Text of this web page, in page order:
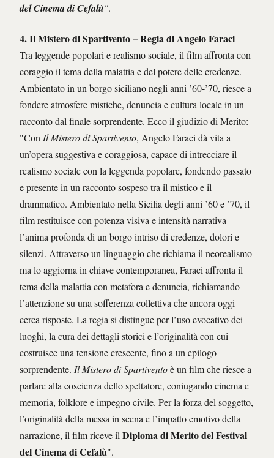
del Cinema di Cefalù".
4.Il Mistero di Spartivento– Regia di Angelo Faraci
Tra leggende popolari e realismo sociale, il film affronta con
coraggio il tema della malattia e del potere delle credenze.
Ambientato in un borgo siciliano negli anni ’60-’70, riesce a
fondere atmosfere mistiche, denuncia e cultura locale in un
racconto dal finale sorprendente. Ecco il giudizio di Merito:
"Con Il Mistero di Spartivento, Angelo Faraci dà vita a
un’opera suggestiva e coraggiosa, capace di intrecciare il
realismo sociale con la leggenda popolare, fondendo passato
e presente in un racconto sospeso tra il mistico e il
drammatico. Ambientato nella Sicilia degli anni ’60 e ’70, il
film restituisce con potenza visiva e intensità narrativa
l’anima profonda di un borgo intriso di credenze, dolori e
silenzi. Attraverso un linguaggio che richiama il neorealismo
ma lo aggiorna in chiave contemporanea, Faraci affronta il
tema della malattia con metafora e denuncia, richiamando
l’attenzione su una sofferenza collettiva che ancora oggi
cerca risposte. La regia si distingue per l’uso evocativo dei
luoghi, la cura dei dettagli storici e l’originalità con cui
costruisce una tensione crescente, fino a un epilogo
sorprendente. Il Mistero di Spartiventoè un film che riesce a
parlare alla coscienza dello spettatore, coniugando cinema e
memoria, folklore e impegno civile. Per la forza del soggetto,
l’originalità della messa in scena e l’impatto emotivo della
narrazione, il film riceve il Diploma di Merito del Festival
del Cinema di Cefalù".